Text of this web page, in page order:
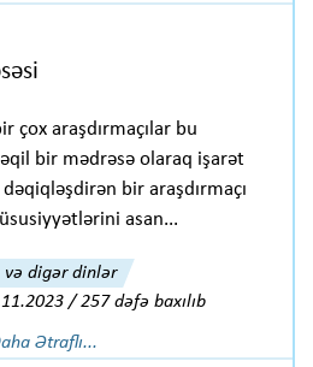
çox araşdırmaçılar bu
bir mədrəsə olaraq işarət
bir araşdırmaçı
asan...
və digər dinlər
/ 257 dəfə baxılıb
Ətraflı...